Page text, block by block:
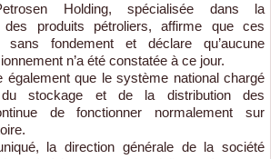
Holding, spécialisée dans la
des produits pétroliers, affirme que ces
sans fondement et déclare qu’aucune
n’a été constatée à ce jour.
également que le système national chargé
du stockage et de la distribution des
de fonctionner normalement sur
la direction générale de la société